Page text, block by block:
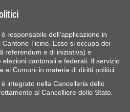
responsabile dell’applicazione in
Ticino. Esso si occupa dei
referendum e di iniziativa) e
cantonali e federali. Il servizio
ai Comuni in materia di diritti politici.
integrato nella Cancelleria dello
al Cancelliere dello Stato.